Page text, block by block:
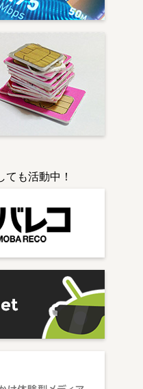
も活動中！